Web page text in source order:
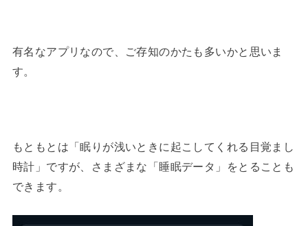
有名なアプリなので、ご存知のかたも多いかと思いま
す。
もともとは「眠りが浅いときに起こしてくれる目覚まし
時計」ですが、さまざまな「睡眠データ」をとることも
できます。